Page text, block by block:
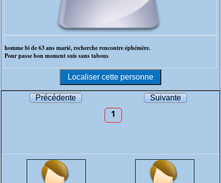
homme bi de 63 ans marié, recherche rencontre éphémère.
Pour passe bon moment suis sans tabous
Précédente Suivante
1